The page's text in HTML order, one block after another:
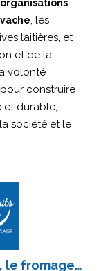
, les
laitières, et
et de la
volonté
construire
et durable,
société et le
le fromage…